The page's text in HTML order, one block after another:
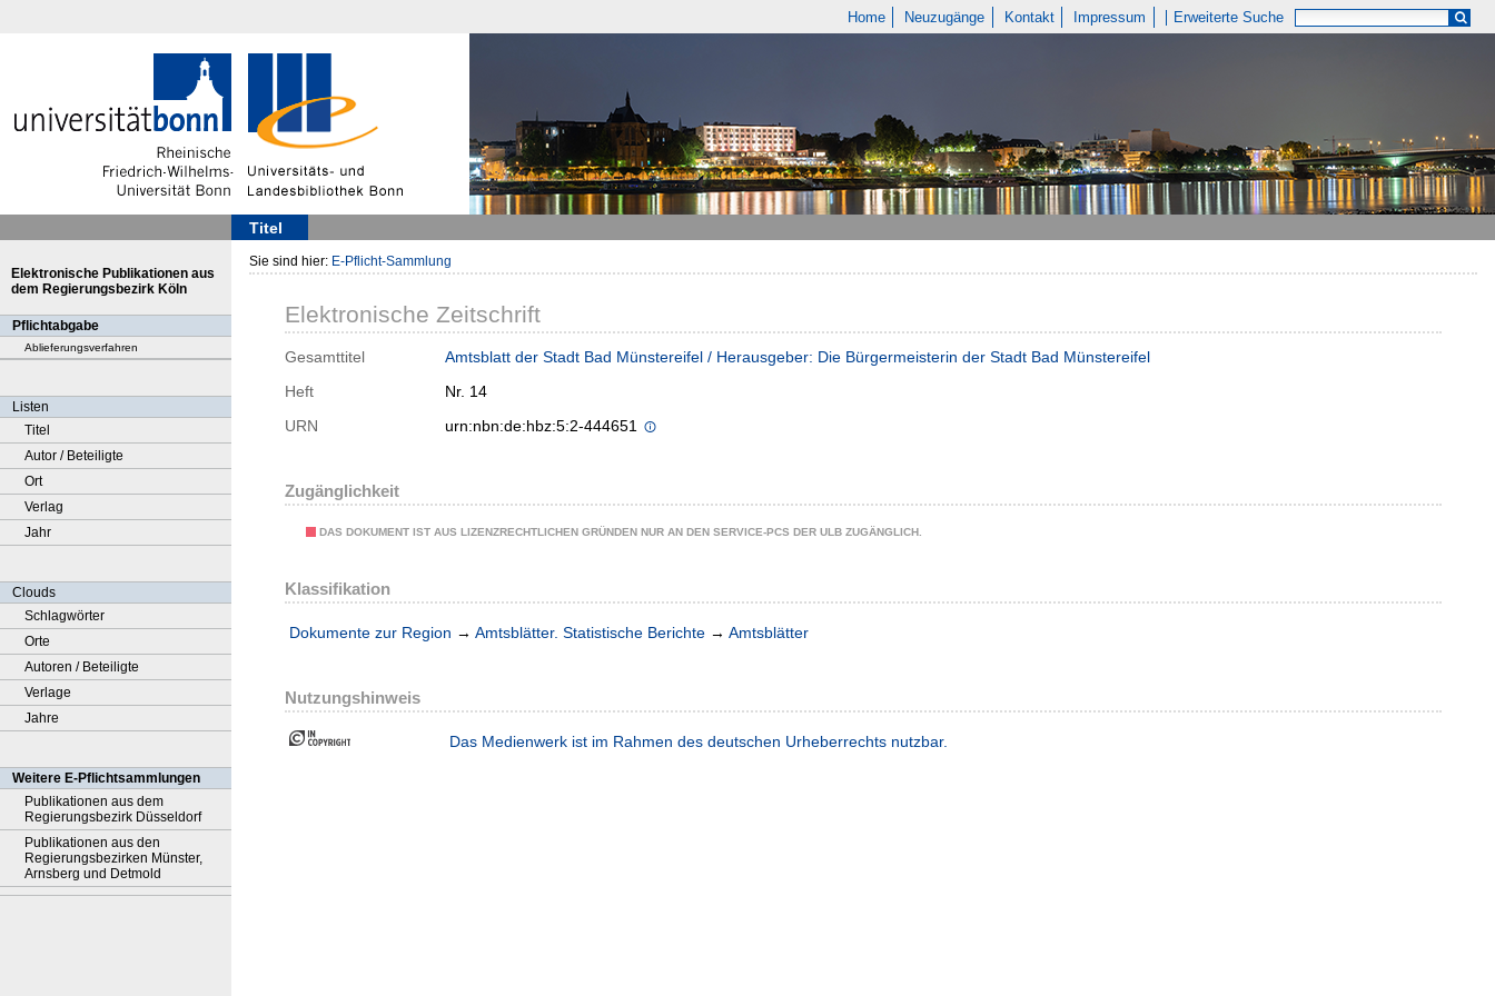
Home Neuzugänge Kontakt Impressum Erweiterte Suche
Titel
Elektronische Publikationen aus
dem Regierungsbezirk Köln
Pflichtabgabe
Ablieferungsverfahren
Listen
Titel
Autor / Beteiligte
Ort
Verlag
Jahr
Clouds
Schlagwörter
Orte
Autoren / Beteiligte
Verlage
Jahre
Weitere E-Pflichtsammlungen
Publikationen aus dem
Regierungsbezirk Düsseldorf
Publikationen aus den
Regierungsbezirken Münster,
Arnsberg und Detmold
Sie sind hier: E-Pflicht-Sammlung
Elektronische Zeitschrift
Gesamttitel
Amtsblatt der Stadt Bad Münstereifel / Herausgeber: Die Bürgermeisterin der Stadt Bad Münstereifel
Heft
Nr. 14
URN
urn:nbn:de:hbz:5:2-444651
Zugänglichkeit
DAS DOKUMENT IST AUS LIZENZRECHTLICHEN GRÜNDEN NUR AN DEN SERVICE-PCS DER ULB ZUGÄNGLICH.
Klassifikation
Dokumente zur Region → Amtsblätter. Statistische Berichte → Amtsblätter
Nutzungshinweis
Das Medienwerk ist im Rahmen des deutschen Urheberrechts nutzbar.